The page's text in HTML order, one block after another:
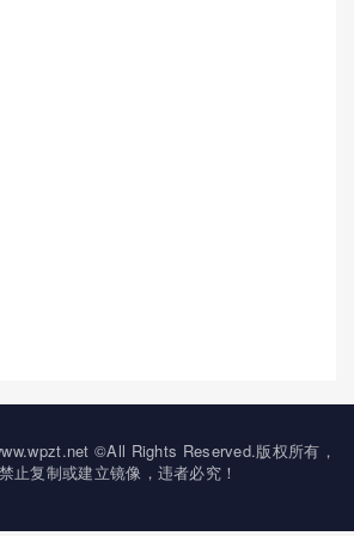
©All Rights Reserved.版权所有，
止复制或建立镜像，违者必究！